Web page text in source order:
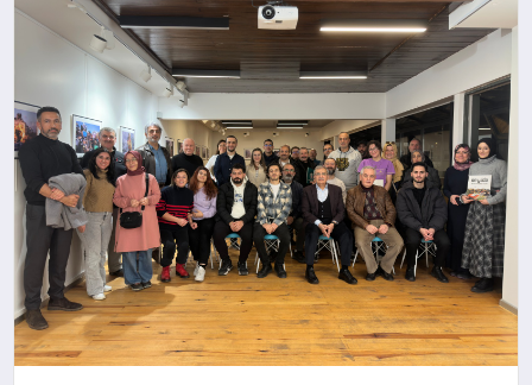
TEKNOLOJI
YAŞAM